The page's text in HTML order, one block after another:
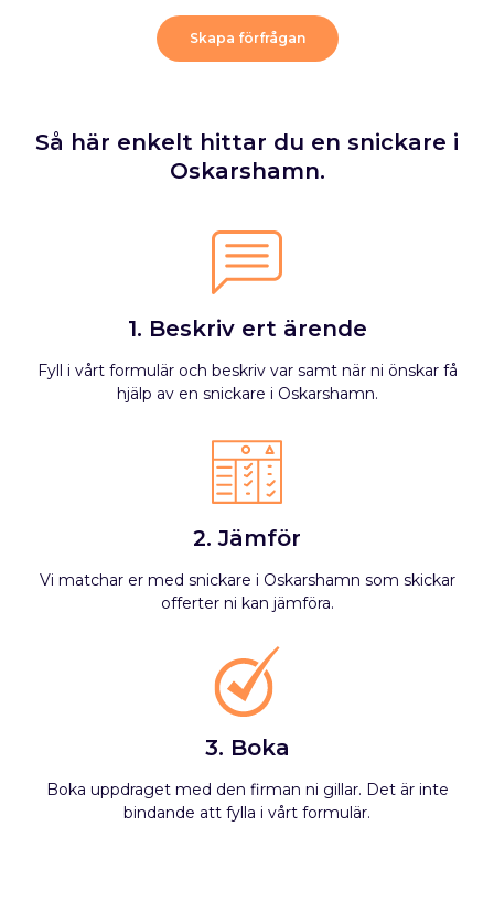
Skapa förfrågan
Så här enkelt hittar du en snickare i
Oskarshamn.
1. Beskriv ert ärende
Fyll i vårt formulär och beskriv var samt när ni önskar få
hjälp av en snickare i Oskarshamn.
2. Jämför
Vi matchar er med snickare i Oskarshamn som skickar
offerter ni kan jämföra.
3. Boka
Boka uppdraget med den firman ni gillar. Det är inte
bindande att fylla i vårt formulär.